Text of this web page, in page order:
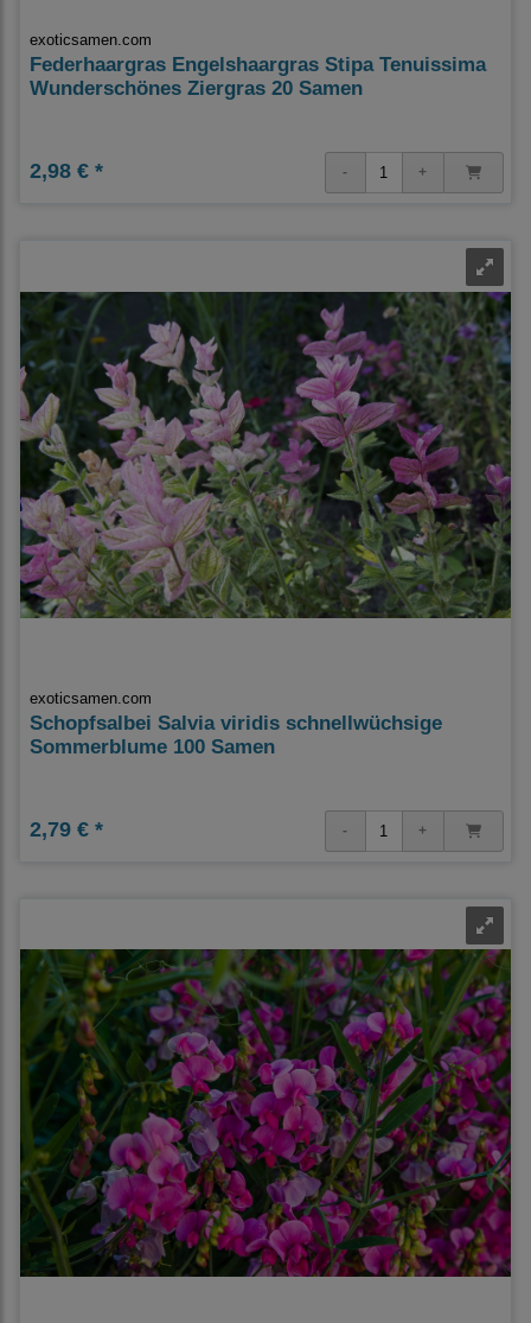
exoticsamen.com
Federhaargras Engelshaargras Stipa Tenuissima
Wunderschönes Ziergras 20 Samen
2,98 € *
exoticsamen.com
Schopfsalbei Salvia viridis schnellwüchsige
Sommerblume 100 Samen
2,79 € *